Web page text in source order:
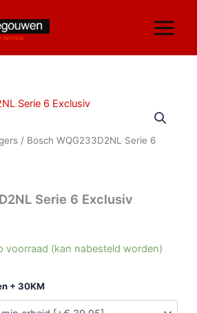
/ Bosch WQG233D2NL Serie 6
Serie 6 Exclusiv
voorraad (kan nabesteld worden)
+ 30KM